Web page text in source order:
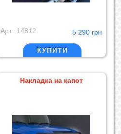
Арт.: 14812 5 290 грн
КУПИТИ
Накладка на капот